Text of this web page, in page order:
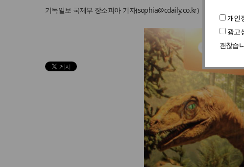
개인
광고
괜찮습
기독일보 국제부 장소피아 기자(sophia@cdaily.co.kr)